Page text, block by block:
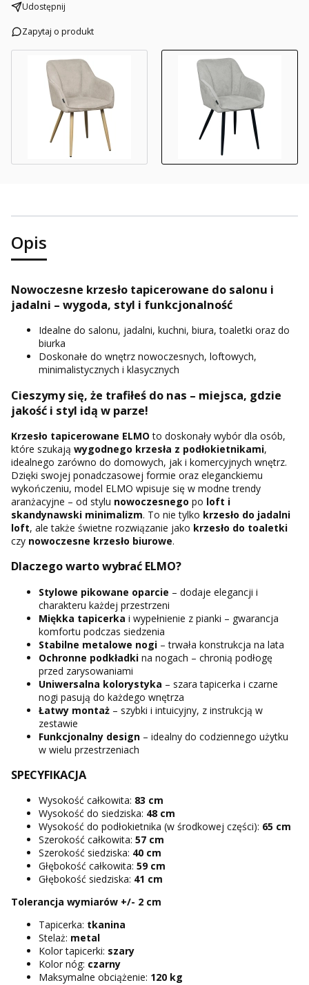
Udostępnij
Zapytaj o produkt
Opis
Nowoczesne krzesło tapicerowane do salonu i
jadalni – wygoda, styl i funkcjonalność
Idealne do salonu, jadalni, kuchni, biura, toaletki oraz do
biurka
Doskonałe do wnętrz nowoczesnych, loftowych,
minimalistycznych i klasycznych
Cieszymy się, że trafiłeś do nas – miejsca, gdzie
jakość i styl idą w parze!
Krzesło tapicerowane ELMO to doskonały wybór dla osób,
które szukają wygodnego krzesła z podłokietnikami,
idealnego zarówno do domowych, jak i komercyjnych wnętrz.
Dzięki swojej ponadczasowej formie oraz eleganckiemu
wykończeniu, model ELMO wpisuje się w modne trendy
aranżacyjne – od stylu nowoczesnego po loft i
skandynawski minimalizm. To nie tylko krzesło do jadalni
loft, ale także świetne rozwiązanie jako krzesło do toaletki
czy nowoczesne krzesło biurowe.
Dlaczego warto wybrać ELMO?
Stylowe pikowane oparcie – dodaje elegancji i
charakteru każdej przestrzeni
Miękka tapicerka i wypełnienie z pianki – gwarancja
komfortu podczas siedzenia
Stabilne metalowe nogi – trwała konstrukcja na lata
Ochronne podkładki na nogach – chronią podłogę
przed zarysowaniami
Uniwersalna kolorystyka – szara tapicerka i czarne
nogi pasują do każdego wnętrza
Łatwy montaż – szybki i intuicyjny, z instrukcją w
zestawie
Funkcjonalny design – idealny do codziennego użytku
w wielu przestrzeniach
SPECYFIKACJA
Wysokość całkowita: 83 cm
Wysokość do siedziska: 48 cm
Wysokość do podłokietnika (w środkowej części): 65 cm
Szerokość całkowita: 57 cm
Szerokość siedziska: 40 cm
Głębokość całkowita: 59 cm
Głębokość siedziska: 41 cm
Tolerancja wymiarów +/- 2 cm
Tapicerka: tkanina
Stelaż: metal
Kolor tapicerki: szary
Kolor nóg: czarny
Maksymalne obciążenie: 120 kg